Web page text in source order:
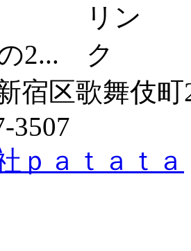
2...
宿区歌舞伎
3507
ｐａｔａｔａ